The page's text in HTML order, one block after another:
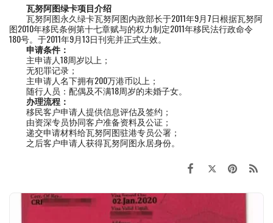
瓦努阿图绿卡项目介绍
瓦努阿图永久绿卡瓦努阿图内政部长于2011年9月7日根据瓦努阿
图2010年移民条例第十七章赋与的权力制定2011年移民法行政命令
180号。于2011年9月13日刊宪并正式生效。
申请条件：
主申请人18周岁以上；
无犯罪记录；
主申请人名下拥有200万港币以上；
随行人员：配偶及不满18周岁的未婚子女。
办理流程：
移民客户申请人提供信息评估及签约；
由资深专员协同客户准备资料及公证；
递交申请材料给瓦努阿图驻港专员公署；
之后客户申请人获得瓦努阿图永居身份。